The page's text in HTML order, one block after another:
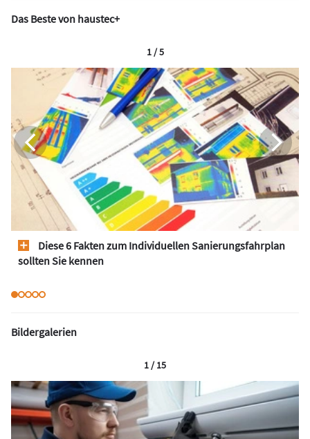
Das Beste von haustec+
Diese 6 Fakten zum Individuellen Sanierungsfahrplan
sollten Sie kennen
1 / 5
Bildergalerien
1 / 15